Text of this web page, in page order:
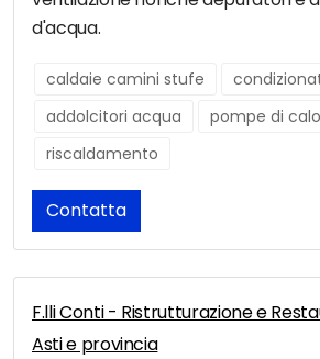
d'acqua.
caldaie camini stufe
addolcitori acqua
pompe di
riscaldamento
Contatta
F.lli Conti - Ristrutturazione e
Asti e provincia